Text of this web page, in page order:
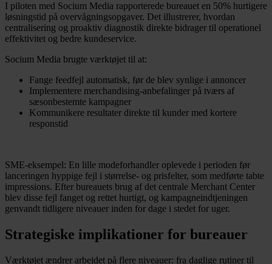
I piloten med Socium Media rapporterede bureauet en 50% hurtigere
løsningstid på overvågningsopgaver. Det illustrerer, hvordan
centralisering og proaktiv diagnostik direkte bidrager til operationel
effektivitet og bedre kundeservice.
Socium Media brugte værktøjet til at:
Fange feedfejl automatisk, før de blev synlige i annoncer
Implementere merchandising-anbefalinger på tværs af
sæsonbestemte kampagner
Kommunikere resultater direkte til kunder med kortere
responstid
SME-eksempel: En lille modeforhandler oplevede i perioden før
lanceringen hyppige fejl i størrelse- og prisfelter, som medførte tabte
impressions. Efter bureauets brug af det centrale Merchant Center
blev disse fejl fanget og rettet hurtigt, og kampagneindtjeningen
genvandt tidligere niveauer inden for dage i stedet for uger.
Strategiske implikationer for bureauer
Værktøjet ændrer arbejdet på flere niveauer: fra daglige rutiner til